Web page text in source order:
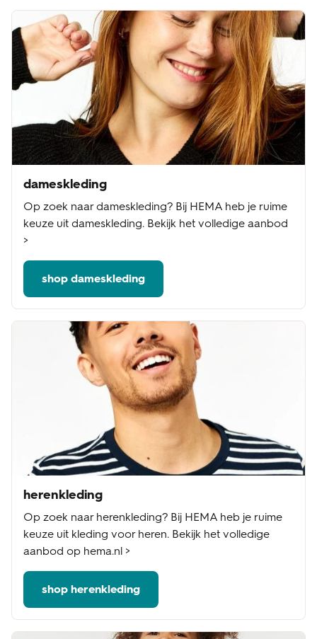
dameskleding
Op zoek naar dameskleding? Bij HEMA heb je ruime
keuze uit dameskleding. Bekijk het volledige aanbod
>
shop dameskleding
herenkleding
Op zoek naar herenkleding? Bij HEMA heb je ruime
keuze uit kleding voor heren. Bekijk het volledige
aanbod op hema.nl >
shop herenkleding